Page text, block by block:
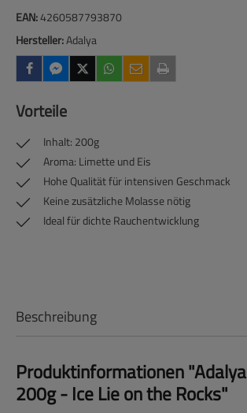
EAN:4260587793870
Hersteller:Adalya
Vorteile
Inhalt: 200g
Aroma: Limette und Eis
Hohe Qualität für intensiven Geschmack
Keine zusätzliche Molasse nötig
Ideal für dichte Rauchentwicklung
Beschreibung
Produktinformationen
200g - Ice Lie on the Rocks"